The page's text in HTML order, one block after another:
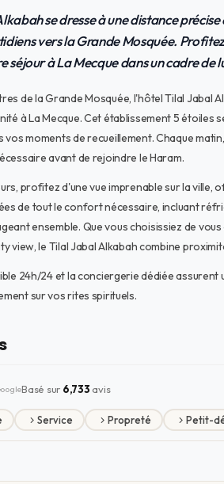
se dresse à une distance
vers la Grande Mosquée.
séjour à La Mecque dans un cadre de
de la Grande Mosquée, l'hôtel Tilal
à La Mecque. Cet établissement 5 étoiles
moments de recueillement. Chaque
avant de rejoindre le Haram.
profitez d'une vue imprenable sur la
de tout le confort nécessaire, incluant
ensemble. Que vous choisissiez de
view, le Tilal Jabal Alkabah combine
24h/24 et la conciergerie dédiée
sur vos rites spirituels.
Basé sur 6,733 avis
Service Propreté Petit-